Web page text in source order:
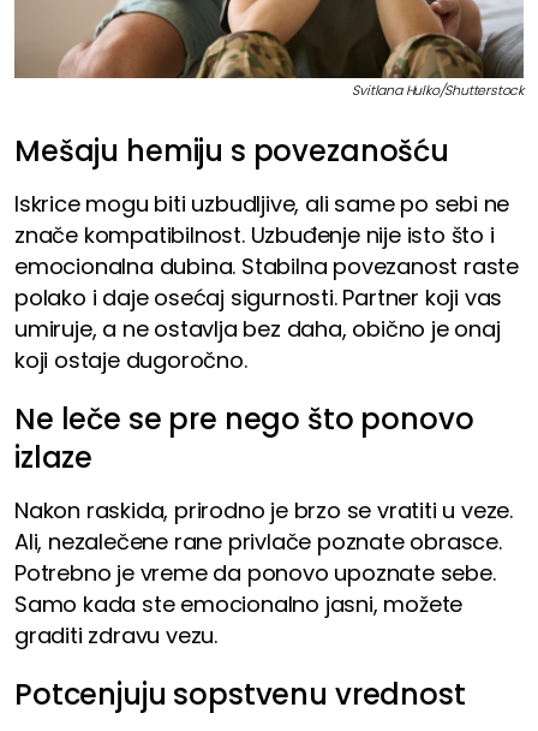
Svitlana Hulko/Shutterstock
Mešaju hemiju s povezanošću
Iskrice mogu biti uzbudljive, ali same po sebi ne
znače kompatibilnost. Uzbuđenje nije isto što i
emocionalna dubina. Stabilna povezanost raste
polako i daje osećaj sigurnosti. Partner koji vas
umiruje, a ne ostavlja bez daha, obično je onaj
koji ostaje dugoročno.
Ne leče se pre nego što ponovo
izlaze
Nakon raskida, prirodno je brzo se vratiti u veze.
Ali, nezalečene rane privlače poznate obrasce.
Potrebno je vreme da ponovo upoznate sebe.
Samo kada ste emocionalno jasni, možete
graditi zdravu vezu.
Potcenjuju sopstvenu vrednost